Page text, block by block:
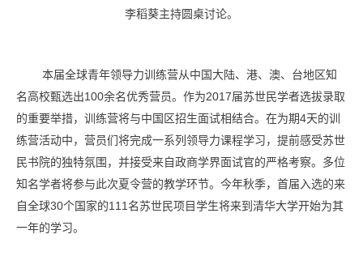
李稻葵主持圆桌讨论。
本届全球青年领导力训练营从中国大陆、港、澳、台地区知
名高校甄选出100余名优秀营员。作为2017届苏世民学者选拔录取
的重要举措，训练营将与中国区招生面试相结合。在为期4天的训
练营活动中，营员们将完成一系列领导力课程学习，提前感受苏世
民书院的独特氛围，并接受来自政商学界面试官的严格考察。多位
知名学者将参与此次夏令营的教学环节。今年秋季，首届入选的来
自全球30个国家的111名苏世民项目学生将来到清华大学开始为其
一年的学习。